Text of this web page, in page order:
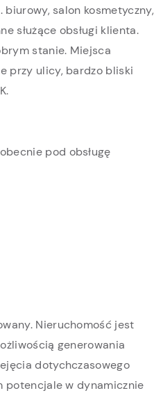
salon kosmetyczny,
służące obsługi klienta.
stanie. Miejsca
przy ulicy, bardzo bliski
pod obsługę
Nieruchomość jest
generowania
dotychczasowego
potencjale w dynamicznie